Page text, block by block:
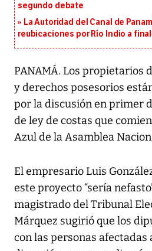
segundo debate
La Autoridad del Canal de
reubicaciones por Río Indio a
PANAMÁ. Los propietarios
y derechos posesorios
por la discusión en primer
de ley de costas que
Azul de la Asamblea
El empresario Luis
este proyecto “sería
magistrado del Tribunal
Márquez sugirió que los
con las personas